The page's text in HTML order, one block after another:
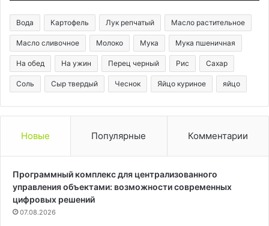
Вода Картофель Лук репчатый Масло растительное
Масло сливочное Молоко Мука Мука пшеничная
На обед На ужин Перец черный Рис Сахар
Соль Сыр твердый Чеснок Яйцо куриное яйцо
Новые Популярные Комментарии
Программный комплекс для централизованного
управления объектами: возможности современных
цифровых решений
07.08.2026